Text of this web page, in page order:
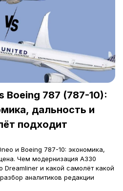
Boeing 787 (787-10):
дальность и
подходит
и Boeing 787-10: экономика,
Чем модернизация A330
Dreamliner и какой самолёт какой
аналитиков редакции